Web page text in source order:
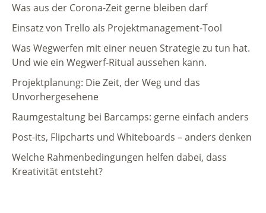
Was aus der Corona-Zeit gerne bleiben darf
Einsatz von Trello als Projektmanagement-Tool
Was Wegwerfen mit einer neuen Strategie zu tun hat.
Und wie ein Wegwerf-Ritual aussehen kann.
Projektplanung: Die Zeit, der Weg und das
Unvorhergesehene
Raumgestaltung bei Barcamps: gerne einfach anders
Post-its, Flipcharts und Whiteboards – anders denken
Welche Rahmenbedingungen helfen dabei, dass
Kreativität entsteht?